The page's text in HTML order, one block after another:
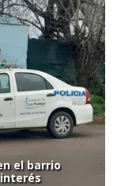
el barrio